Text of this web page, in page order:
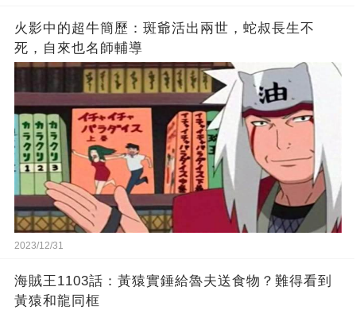
火影中的超牛簡歷：斑爺活出兩世，蛇叔長生不
死，自來也名師輔導
2023/12/31
海賊王1103話：黃猿實錘給魯夫送食物？難得看到
黃猿和龍同框